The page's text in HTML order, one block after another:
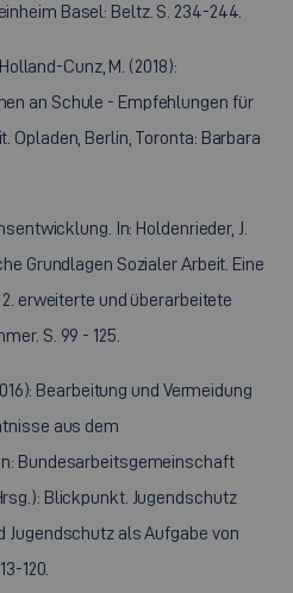
Basel: Beltz. S. 234-244.
Cunz, M. (2018):
an Schule - Empfehlungen für
Opladen, Berlin, Toronta: Barbara
In: Holdenrieder, J.
Grundlagen Sozialer Arbeit. Eine
erweiterte und überarbeitete
S. 99 - 125.
Bearbeitung und Vermeidung
aus dem
Bundesarbeitsgemeinschaft
Blickpunkt. Jugendschutz
Jugendschutz als Aufgabe von
120.